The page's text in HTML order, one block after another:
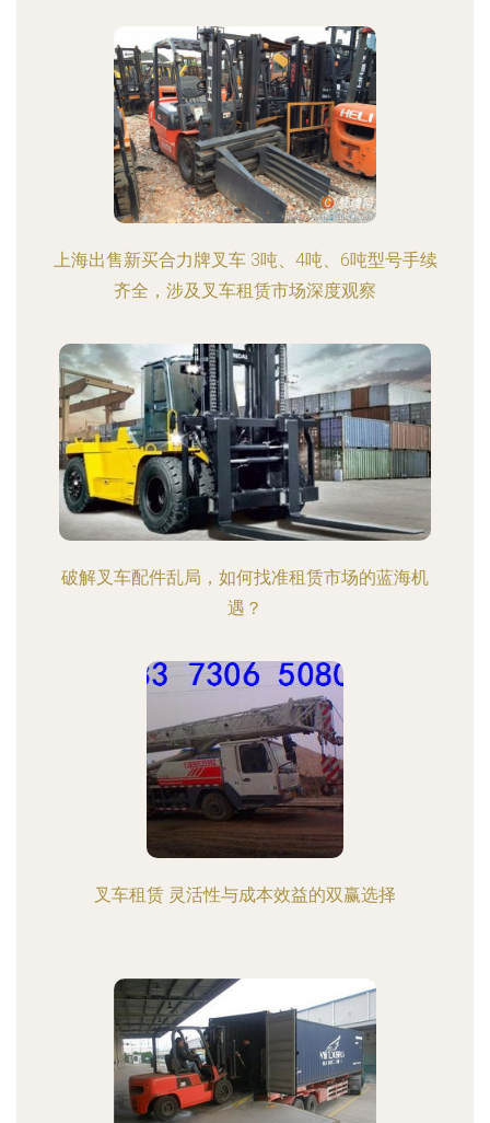
上海出售新买合力牌叉车 3吨、4吨、6吨型号手续
齐全，涉及叉车租赁市场深度观察
破解叉车配件乱局，如何找准租赁市场的蓝海机
遇？
叉车租赁 灵活性与成本效益的双赢选择